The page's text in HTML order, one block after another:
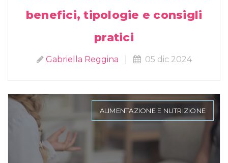
benefici, tipologie e consigli
pratici
Gabriella Reggina 05 dic 2024
ALIMENTAZIONE E NUTRIZIONE